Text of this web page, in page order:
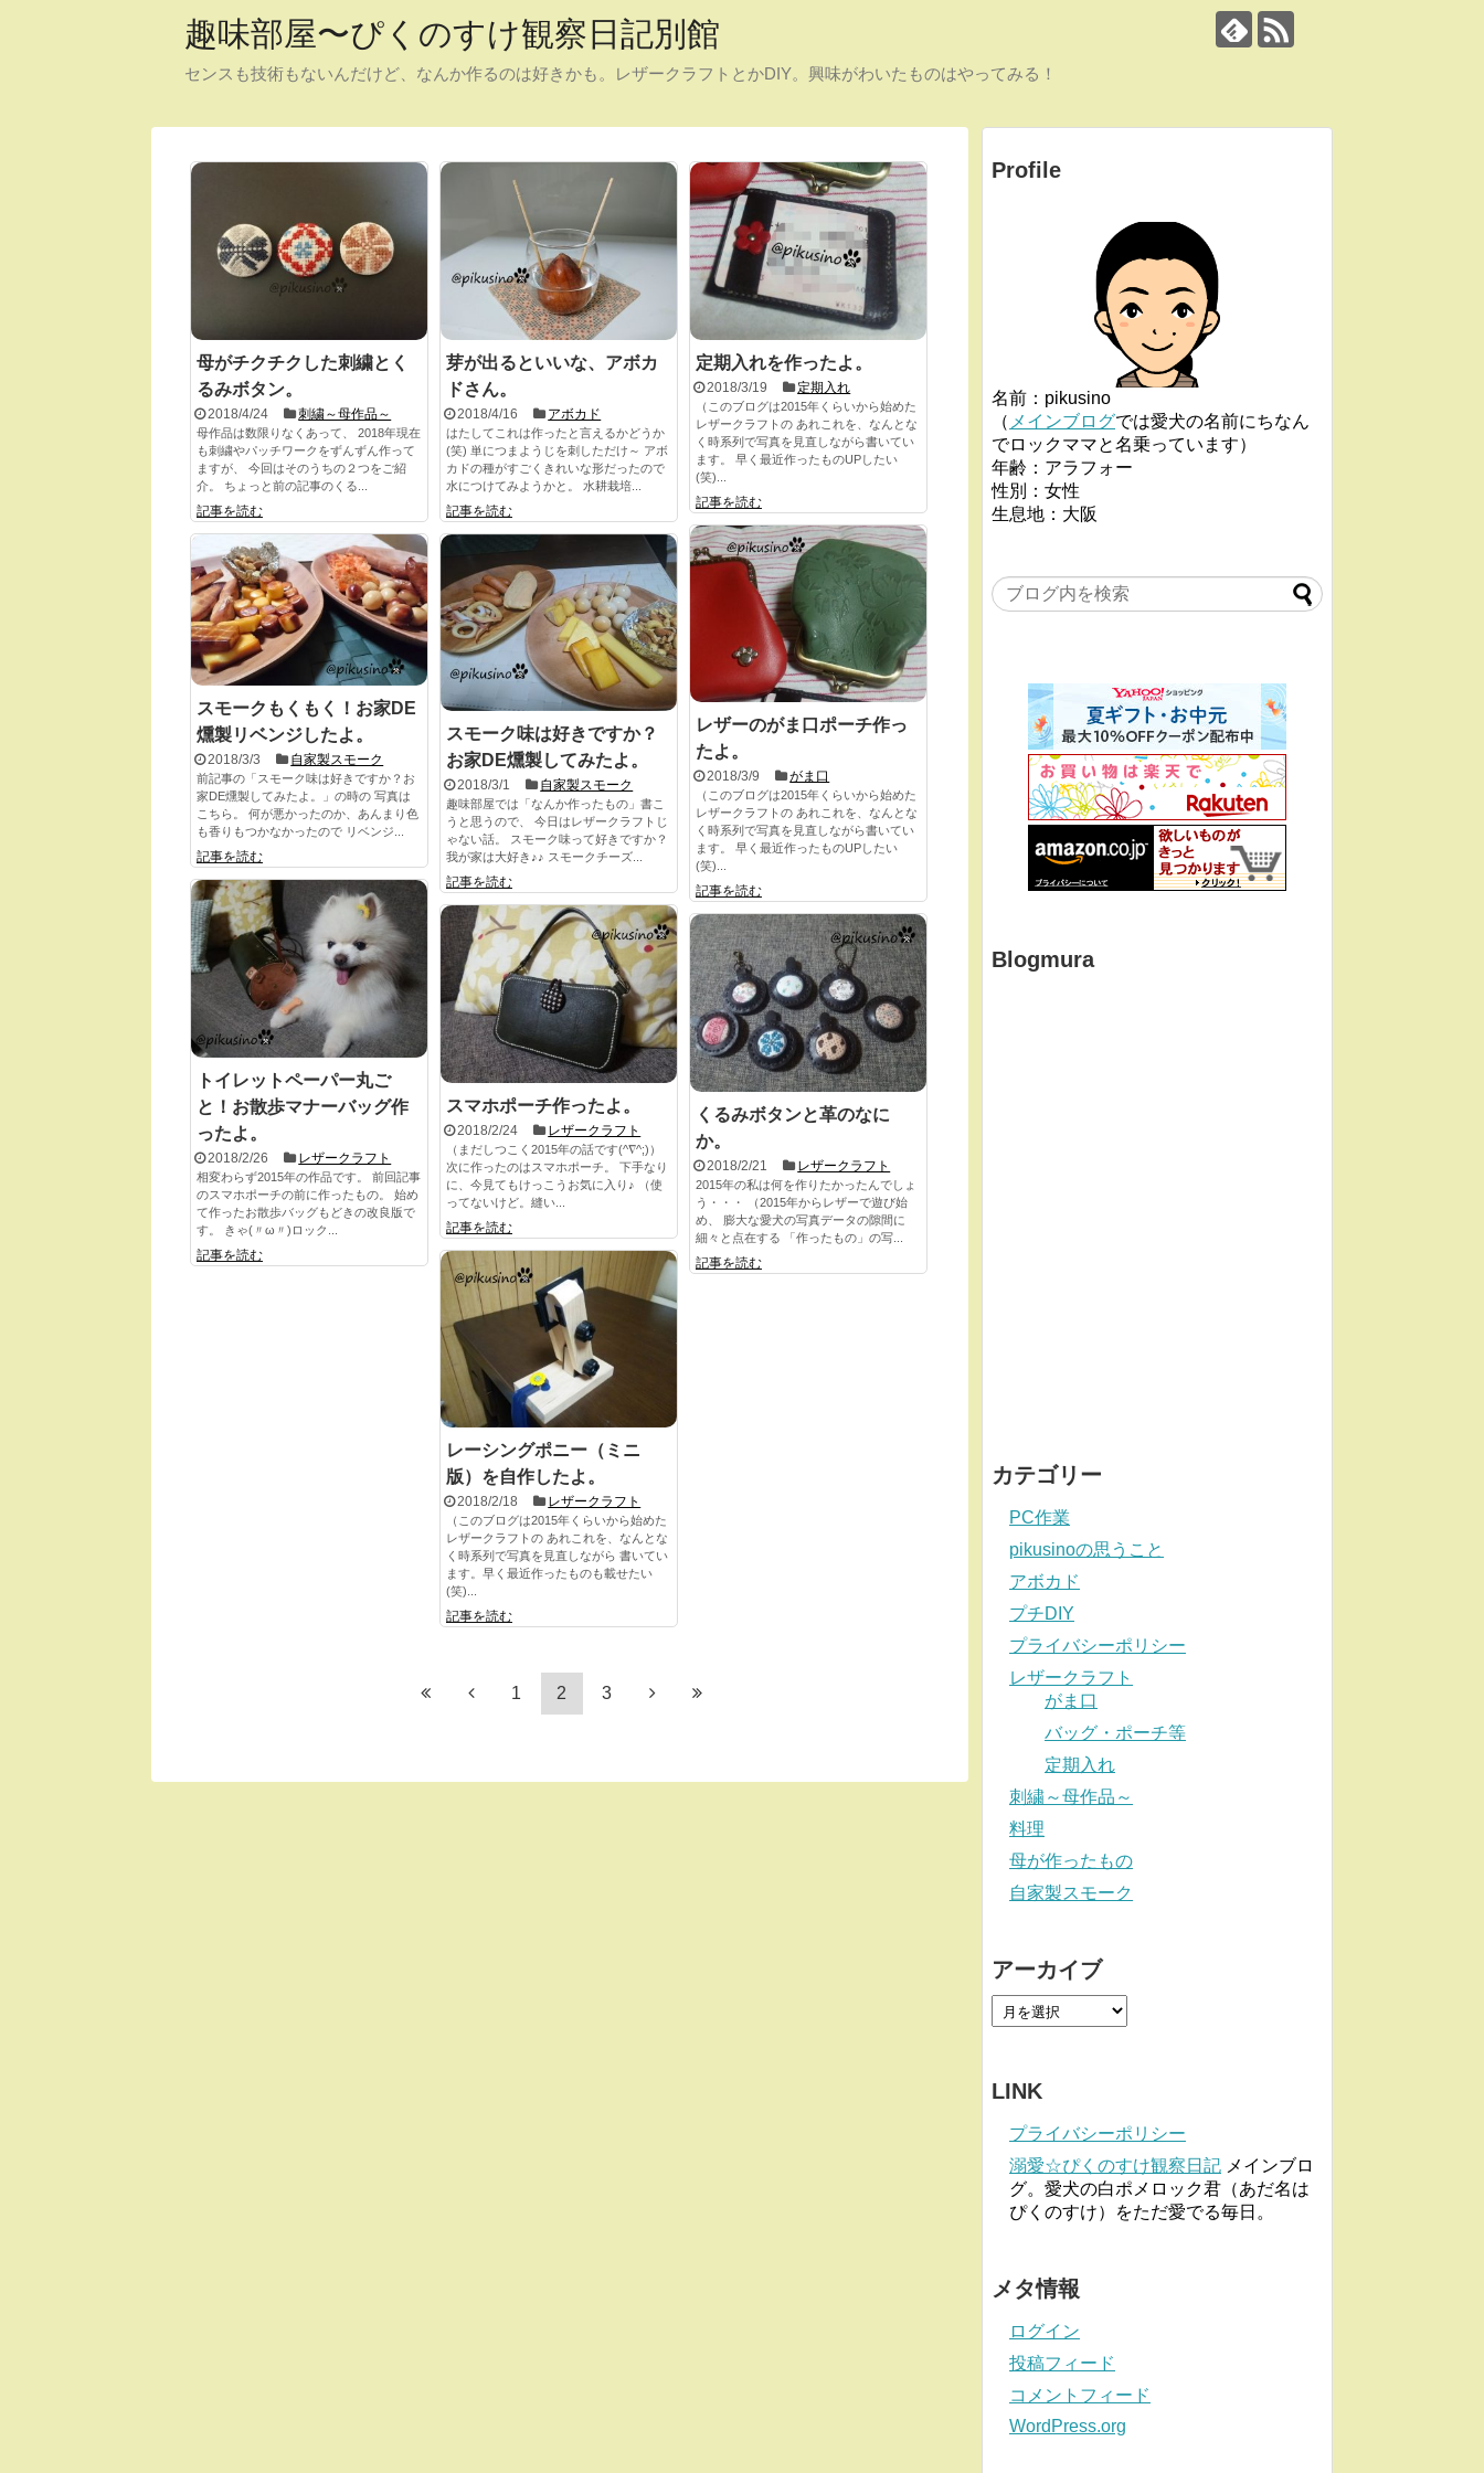
趣味部屋〜ぴくのすけ観察日記別館
センスも技術もないんだけど、なんか作るのは好きかも。レザークラフトとかDIY。興味がわいたものはやってみる！
母がチクチクした刺繍とく
るみボタン。
2018/4/24 刺繍～母作品～
母作品は数限りなくあって、 2018年現在
も刺繍やパッチワークをずんずん作って
ますが、 今回はそのうちの２つをご紹
介。 ちょっと前の記事のくる...
記事を読む
芽が出るといいな、アボカ
ドさん。
2018/4/16 アボカド
はたしてこれは作ったと言えるかどうか
(笑) 単につまようじを刺しただけ～ アボ
カドの種がすごくきれいな形だったので
水につけてみようかと。 水耕栽培...
記事を読む
定期入れを作ったよ。
2018/3/19 定期入れ
（このブログは2015年くらいから始めた
レザークラフトの あれこれを、なんとな
く時系列で写真を見直しながら書いてい
ます。 早く最近作ったものUPしたい
(笑)...
記事を読む
レザーのがま口ポーチ作っ
たよ。
2018/3/9 がま口
（このブログは2015年くらいから始めた
レザークラフトの あれこれを、なんとな
く時系列で写真を見直しながら書いてい
ます。 早く最近作ったものUPしたい
(笑)...
記事を読む
スモークもくもく！お家DE
燻製リベンジしたよ。
2018/3/3 自家製スモーク
前記事の「スモーク味は好きですか？お
家DE燻製してみたよ。」の時の 写真は
こちら。 何が悪かったのか、あんまり色
も香りもつかなかったので リベンジ...
記事を読む
スモーク味は好きですか？
お家DE燻製してみたよ。
2018/3/1 自家製スモーク
趣味部屋では「なんか作ったもの」書こ
うと思うので、 今日はレザークラフトじ
ゃない話。 スモーク味って好きですか？
我が家は大好き♪♪ スモークチーズ...
記事を読む
トイレットペーパー丸ご
と！お散歩マナーバッグ作
ったよ。
2018/2/26 レザークラフト
相変わらず2015年の作品です。 前回記事
のスマホポーチの前に作ったもの。 始め
て作ったお散歩バッグもどきの改良版で
す。 きゃ(〃ω〃)ロック...
記事を読む
スマホポーチ作ったよ。
2018/2/24 レザークラフト
（まだしつこく2015年の話です(^∇^;)）
次に作ったのはスマホポーチ。 下手なり
に、今見てもけっこうお気に入り♪ （使
ってないけど。縫い...
記事を読む
くるみボタンと革のなに
か。
2018/2/21 レザークラフト
2015年の私は何を作りたかったんでしょ
う・・・ （2015年からレザーで遊び始
め、 膨大な愛犬の写真データの隙間に
細々と点在する 「作ったもの」の写...
記事を読む
レーシングポニー（ミニ
版）を自作したよ。
2018/2/18 レザークラフト
（このブログは2015年くらいから始めた
レザークラフトの あれこれを、なんとな
く時系列で写真を見直しながら 書いてい
ます。早く最近作ったものも載せたい
(笑)...
記事を読む
1 2 3
Profile
名前：pikusino
（ メインブログでは愛犬の名前にちなん
でロックママと名乗っています）
年齢：アラフォー
性別：女性
生息地：大阪
Blogmura
カテゴリー
PC作業
pikusinoの思うこと
アボカド
プチDIY
プライバシーポリシー
レザークラフト
がま口
バッグ・ポーチ等
定期入れ
刺繍～母作品～
料理
母が作ったもの
自家製スモーク
アーカイブ
LINK
プライバシーポリシー
溺愛☆ぴくのすけ観察日記 メインブロ
グ。愛犬の白ポメロック君（あだ名は
ぴくのすけ）をただ愛でる毎日。
メタ情報
ログイン
投稿フィード
コメントフィード
WordPress.org